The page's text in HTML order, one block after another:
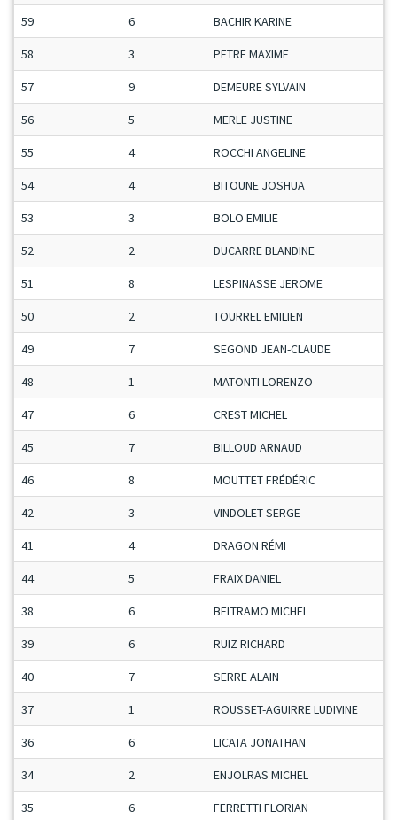
59 6 BACHIR KARINE
58 3 PETRE MAXIME
57 9 DEMEURE SYLVAIN
56 5 MERLE JUSTINE
55 4 ROCCHI ANGELINE
54 4 BITOUNE JOSHUA
53 3 BOLO EMILIE
52 2 DUCARRE BLANDINE
51 8 LESPINASSE JEROME
50 2 TOURREL EMILIEN
49 7 SEGOND JEAN-CLAUDE
48 1 MATONTI LORENZO
47 6 CREST MICHEL
45 7 BILLOUD ARNAUD
46 8 MOUTTET FRÉDÉRIC
42 3 VINDOLET SERGE
41 4 DRAGON RÉMI
44 5 FRAIX DANIEL
38 6 BELTRAMO MICHEL
39 6 RUIZ RICHARD
40 7 SERRE ALAIN
37 1 ROUSSET-AGUIRRE LUDIVINE
36 6 LICATA JONATHAN
34 2 ENJOLRAS MICHEL
35 6 FERRETTI FLORIAN